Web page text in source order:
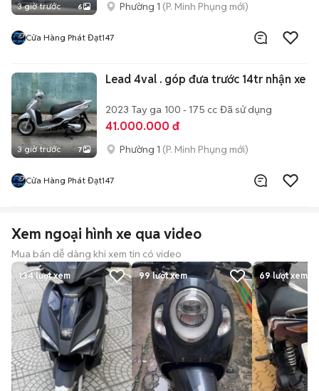
3 giờ trước 6 Phường 1 (P. Minh Phụng mới)
Cửa Hàng Phát Đạt147
3 giờ trước 7
Lead 4val . góp đưa trước 14tr nhận xe
2023 Tay ga 100 - 175 cc Đã sử dụng
41.000.000 đ
Phường 1 (P. Minh Phụng mới)
Cửa Hàng Phát Đạt147
Xem ngoại hình xe qua video
Mua bán dễ dàng khi xem tin có video
134lượt xem 99 lượt xem 69lượt xem